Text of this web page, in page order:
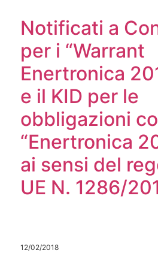
Notificati a
per i “Warrant
Enertronica
e il KID per le
obbligazioni
“Enertronica
ai sensi del
UE N. 1286/
12/02/2018